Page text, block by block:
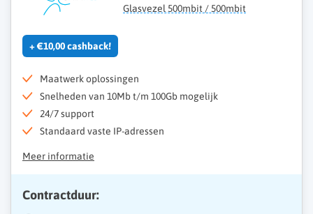
Glasvezel 500mbit / 500mbit
+ €10,00 cashback!
Maatwerk oplossingen
Snelheden van 10Mb t/m 100Gb mogelijk
24/7 support
Standaard vaste IP-adressen
Meer informatie
Contractduur: